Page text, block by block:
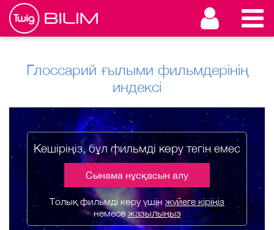
Глоссарий ғылыми фильмдерінің
индексі
Кешіріңіз, бұл фильмді көру тегін емес
Сынама нұсқасын алу
Толық фильмді көру үшінжүйеге кіріңіз
немесе жазылыңыз